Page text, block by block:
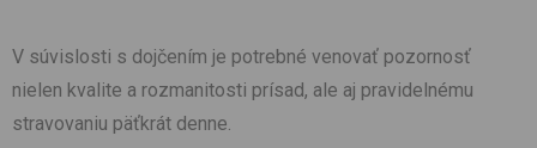
V súvislosti s dojčením je potrebné venovať pozornosť
nielen kvalite a rozmanitosti prísad, ale aj pravidelnému
stravovaniu päťkrát denne.